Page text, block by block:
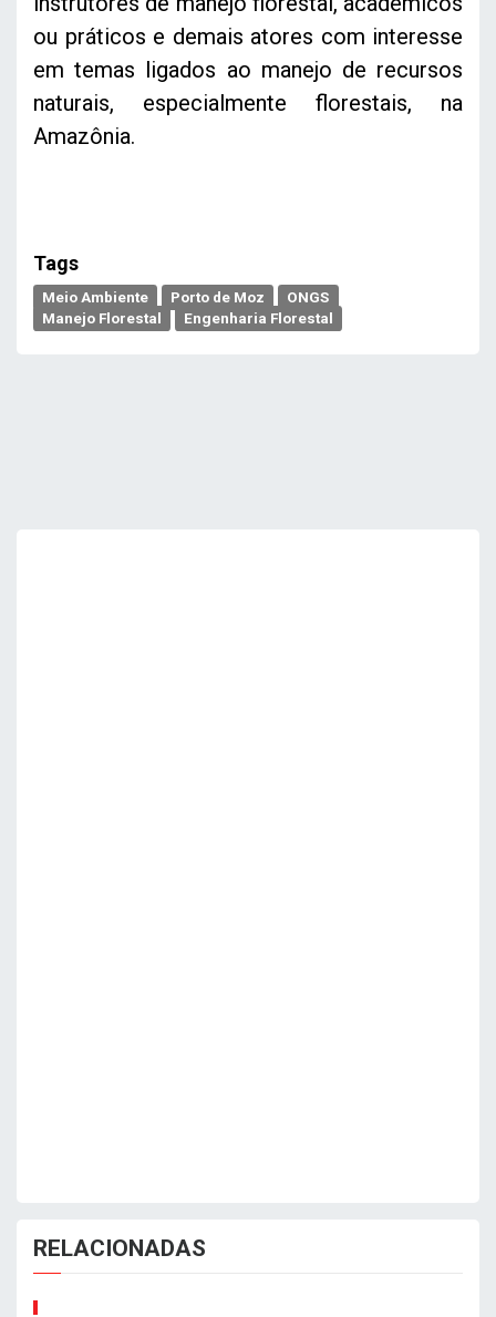
ou práticos e demais atores com interesse
em temas ligados ao manejo de recursos
naturais, especialmente florestais, na
Amazônia.
Tags
Meio Ambiente Porto de Moz
ONGS
Manejo Florestal
Engenharia Florestal
RELACIONADAS